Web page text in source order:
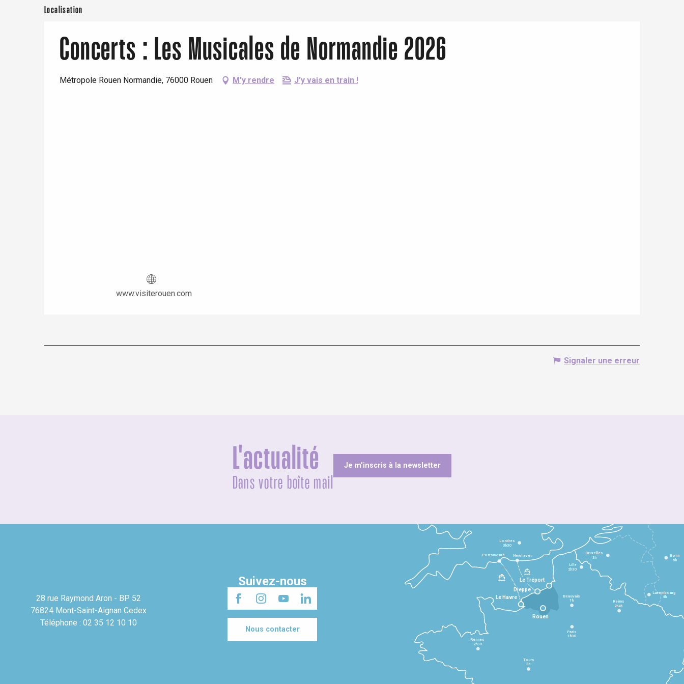
Localisation
Concerts : Les Musicales de Normandie 2026
Métropole Rouen Normandie, 76000 Rouen M'y rendre J'y vais en train !
www.visiterouen.com
Signaler une erreur
L'actualité
Dans votre boîte mail
Je m'inscris à la newsletter
28 rue Raymond Aron - BP 52
76824 Mont-Saint-Aignan Cedex
Téléphone : 02 35 12 10 10
Suivez-nous
Nous contacter
Le Havre
Dieppe
Le Tréport
Rennes
2h30
Tours
3h
Paris
1h30
Beauvais
1h Reims
2h45
Lille
2h30
Bruxelles
3h
Londres
3h30
Newhaven
Portsmouth Bonn
5h
Luxembourg
4h
Rouen